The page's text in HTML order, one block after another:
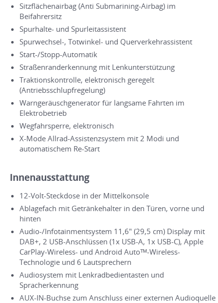
Sitzflächenairbag (Anti Submarining-Airbag) im
Beifahrersitz
Spurhalte- und Spurleitassistent
Spurwechsel-, Totwinkel- und Querverkehrassistent
Start-/Stopp-Automatik
Straßenranderkennung mit Lenkunterstützung
Traktionskontrolle, elektronisch geregelt
(Antriebsschlupfregelung)
Warngeräuschgenerator für langsame Fahrten im
Elektrobetrieb
Wegfahrsperre, elektronisch
X-Mode Allrad-Assistenzsystem mit 2 Modi und
automatischem Re-Start
Innenausstattung
12-Volt-Steckdose in der Mittelkonsole
Ablagefach mit Getränkehalter in den Türen, vorne und
hinten
Audio-/Infotainmentsystem 11,6" (29,5 cm) Display mit
DAB+, 2 USB-Anschlüssen (1x USB-A, 1x USB-C), Apple
CarPlay-Wireless- und Android Autoᵀᴹ-Wireless-
Technologie und 6 Lautsprechern
Audiosystem mit Lenkradbedientasten und
Spracherkennung
AUX-IN-Buchse zum Anschluss einer externen Audioquelle